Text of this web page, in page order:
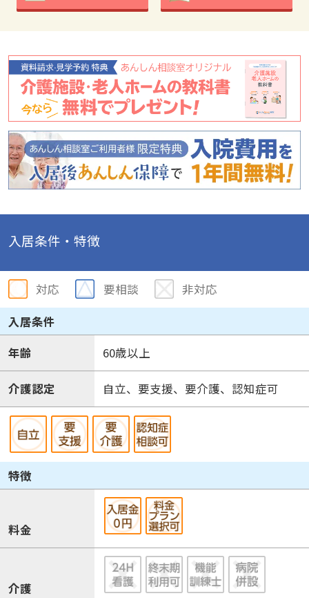
入居条件・特徴
対応 要相談
非対応
入居条件
年齢
60歳以上
介護認定 自立、要支援、要介護、認知症可
特徴
料金
介護